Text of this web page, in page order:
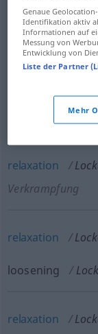
slackening
up
relaxation
Verkrampfung
relaxation
loosening
relaxation
Genaue
Identifikation aktiv
Informationen auf
Messung von
Entwicklung von
Liste der Partner
Mehr